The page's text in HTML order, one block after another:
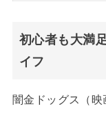
初心者も大満
イフ
闇金ドッグス（映